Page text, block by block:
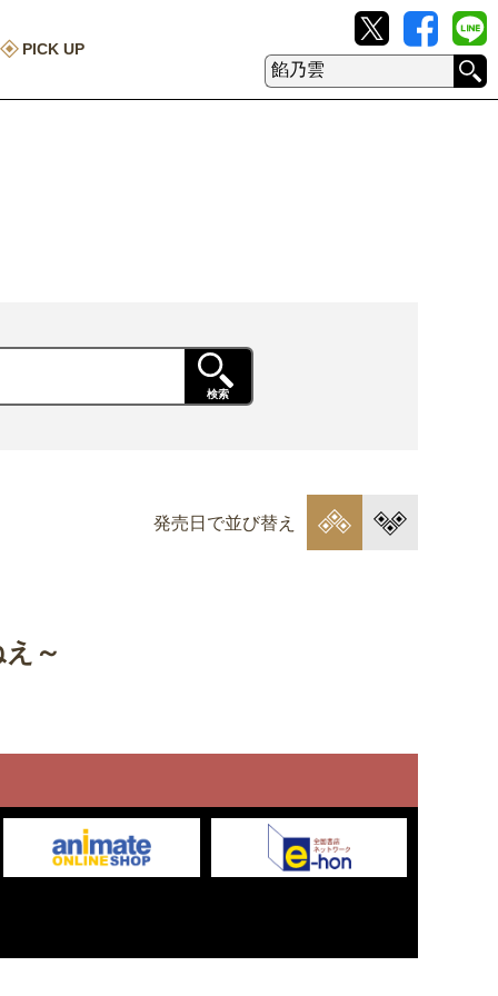
PICK UP
検索
発売日で並び替え
～